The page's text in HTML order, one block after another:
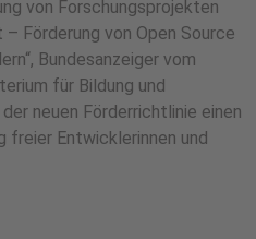
von Forschungsprojekten
Förderung von Open Source
Bundesanzeiger vom
für Bildung und
neuen Förderrichtlinie einen
freier Entwicklerinnen und